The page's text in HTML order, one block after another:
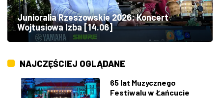
Junioralia Rzeszowskie 2026: Koncert
Wojtusiowa Izba [14.06]
NAJCZĘŚCIEJ OGLĄDANE
65 lat Muzycznego
Festiwalu w Łańcucie